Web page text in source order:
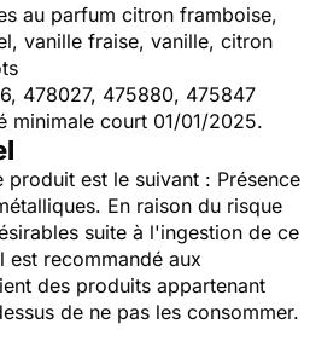
au parfum citron framboise,
vanille fraise, vanille, citron
478027, 475880, 475847
minimale court 01/01/2025.
est le suivant : Présence
En raison du risque
suite à l'ingestion de ce
recommandé aux
des produits appartenant
de ne pas les consommer.